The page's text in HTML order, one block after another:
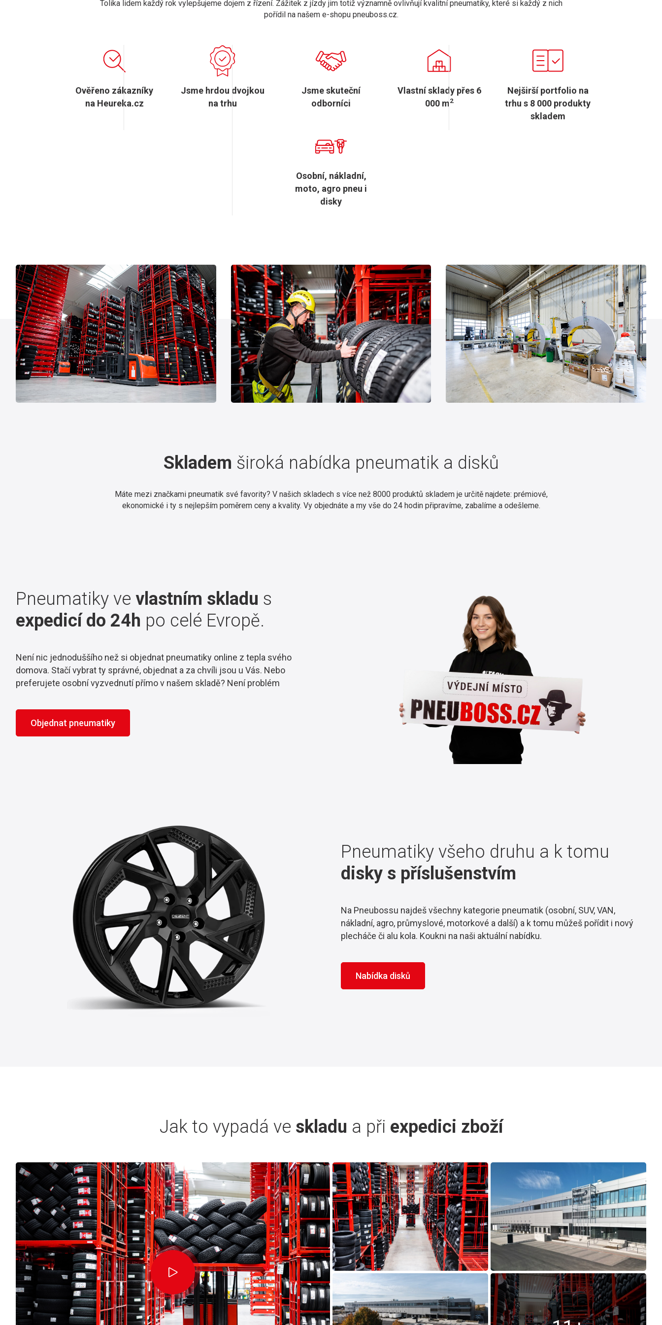
Tolika lidem každý rok vylepšujeme dojem z řízení. Zážitek z jízdy jim totiž významně ovlivňují kvalitní pneumatiky, které si každý z nich
pořídil na našem e-shopu pneuboss.cz.
Ověřeno zákazníky
na Heureka.cz
Jsme hrdou dvojkou
na trhu
Jsme skuteční
odborníci
Vlastní sklady přes 6
000 m2
Nejširší portfolio na
trhu s 8 000 produkty
skladem
Osobní, nákladní,
moto, agro pneu i
disky
Skladem široká nabídka pneumatik a disků
Máte mezi značkami pneumatik své favority? V našich skladech s více než 8000 produktů skladem je určitě najdete: prémiové,
ekonomické i ty s nejlepším poměrem ceny a kvality. Vy objednáte a my vše do 24 hodin připravíme, zabalíme a odešleme.
Pneumatiky ve vlastním skladu s
expedicí do 24h po celé Evropě.
Není nic jednoduššího než si objednat pneumatiky online z tepla svého
domova. Stačí vybrat ty správné, objednat a za chvíli jsou u Vás. Nebo
preferujete osobní vyzvednutí přímo v našem skladě? Není problém
Objednat pneumatiky
Pneumatiky všeho druhu a k tomu
disky s příslušenstvím
Na Pneubossu najdeš všechny kategorie pneumatik (osobní, SUV, VAN,
nákladní, agro, průmyslové, motorkové a další) a k tomu můžeš pořídit i nový
plecháče či alu kola. Koukni na naši aktuální nabídku.
Nabídka disků
Jak to vypadá ve skladu a při expedici zboží